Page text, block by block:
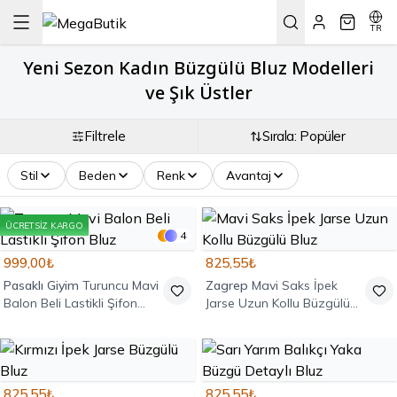
TR
Yeni Sezon Kadın Büzgülü Bluz Modelleri
ve Şık Üstler
Filtrele Sırala: Popüler
Stil Beden Renk Avantaj
ÜCRETSIZ KARGO
4
999,00₺
Pasaklı Giyim Turuncu Mavi
Balon Beli Lastikli Şifon
825,55₺
Zagrep Mavi Saks İpek
Jarse Uzun Kollu Büzgülü